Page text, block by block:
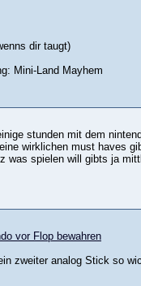
dir taugt)
Mini-Land Mayhem
stunden mit dem
wirklichen must haves
was spielen will gibts ja
vor Flop bewahren
zweiter analog Stick so